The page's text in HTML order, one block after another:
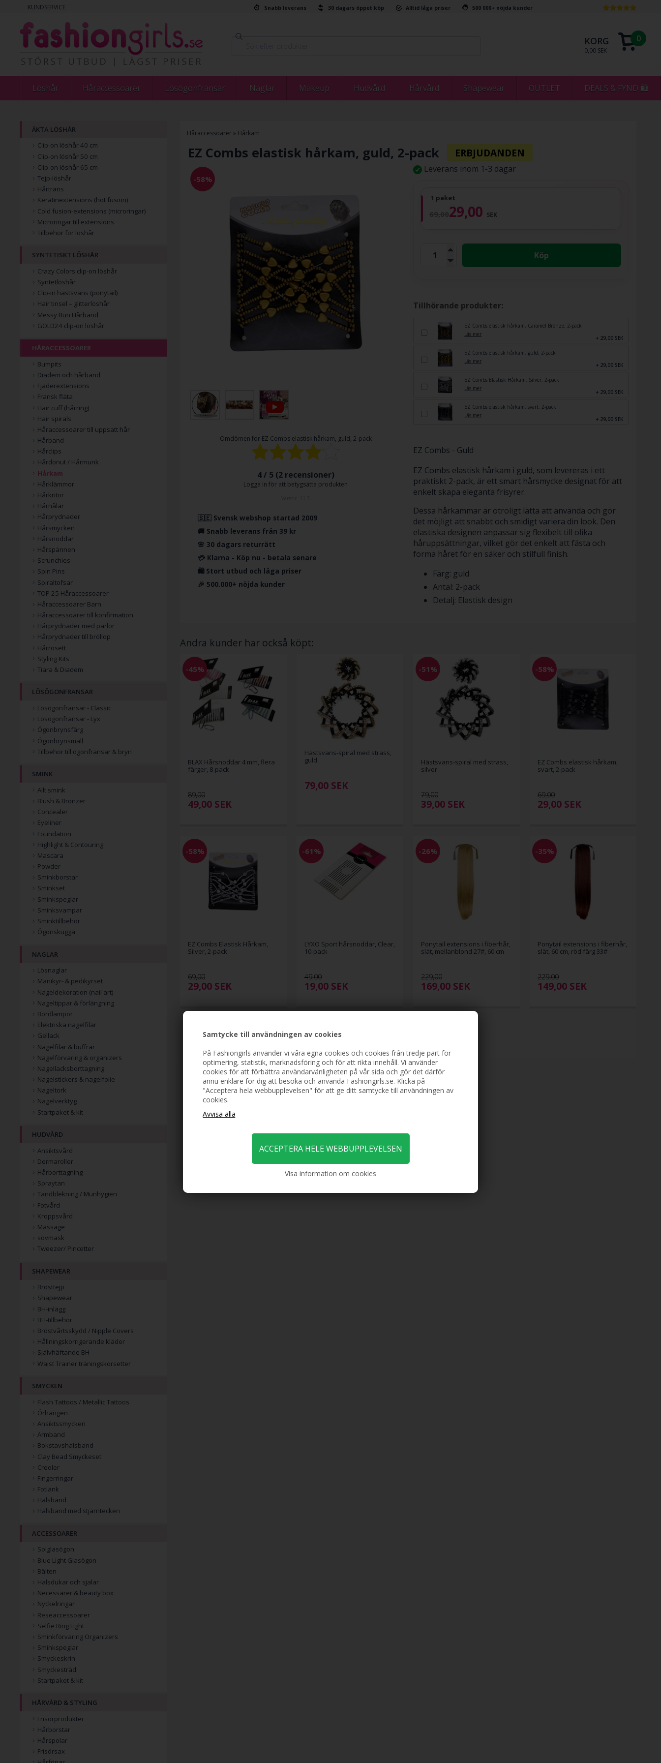
Samtycke till användningen av cookies
På Fashiongirls använder vi våra egna cookies och cookies från tredje part för
optimering, statistik, marknadsföring och för att rikta innehåll. Vi använder
cookies för att förbättra användarvänligheten på vår sida och gör det därför
ännu enklare för dig att besöka och använda Fashiongirls.se. Klicka på
"Acceptera hela webbupplevelsen" för att ge ditt samtycke till användningen av
cookies.
Visa information om cookies
KUNDSERVICE Snabb leverans 30 dagars öppet köp Alltid låga priser 500 000+ nöjda kunder
KORG
0,00 SEK
0
Löshår Håraccessoarer Lösögonfransar Naglar Makeup Hudvård Hårvård Shapewear OUTLET DEALS & FYND 🛍
Håraccessoarer » Hårkam
EZ Combs elastisk hårkam, guld, 2-pack
-58%
Omdömen för EZ Combs elastisk hårkam, guld, 2-pack
4 / 5 (2recensioner)
Logga in för att betygsätta produkten
🇸🇪 Svensk webshop startad 2009
🚚 Snabb leverans från 39 kr
🌸 30 dagars returrätt
💳 Klarna - Köp nu - betala senare
🛍️ Stort utbud och låga priser
🎉 500.000+ nöjda kunder
Leverans inom 1-3 dagar
1 paket
29,00 SEK
Köp
Tillhörande produkter:
EZ Combs elastisk hårkam, Caramel Bronze, 2-pack
Läs mer
+ 29,00 SEK
EZ Combs elastisk hårkam, guld, 2-pack
Läs mer
+ 29,00 SEK
EZ Combs Elastisk Hårkam, Silver, 2-pack
Läs mer
+ 29,00 SEK
EZ Combs elastisk hårkam, svart, 2-pack
Läs mer
+ 29,00 SEK
EZ Combs - Guld
EZ Combs elastisk hårkam i guld, som levereras i ett
praktiskt 2-pack, är ett smart hårsmycke designat för att
enkelt skapa eleganta frisyrer.
Dessa hårkammar är otroligt lätta att använda och gör
det möjligt att snabbt och smidigt variera din look. Den
elastiska designen anpassar sig flexibelt till olika
håruppsättningar, vilket gör det enkelt att fästa och
forma håret för en säker och stilfull finish.
Färg: guld
Antal: 2-pack
Detalj: Elastisk design
Andra kunder har också köpt:
-45%
BLAX Hårsnoddar 4 mm, flera
färger, 8-pack
89,00
49,00 SEK
Hästsvans-spiral med strass,
guld
79,00 SEK
-51%
Hästsvans-spiral med strass,
silver
79,00
39,00 SEK
-58%
EZ Combs elastisk hårkam,
svart, 2-pack
69,00
29,00 SEK
-58%
EZ Combs Elastisk Hårkam,
Silver, 2-pack
69,00
29,00 SEK
-61%
LYXO Sport hårsnoddar, Clear,
10-pack
49,00
19,00 SEK
-26%
Ponytail extensions i fiberhår,
slät, mellanblond 27#, 60 cm
229,00
169,00 SEK
-35%
Ponytail extensions i fiberhår,
slät, 60 cm, röd färg 33#
229,00
149,00 SEK
ÄKTA LÖSHÅR
Clip-on löshår 40 cm
Clip-on löshår 50 cm
Clip-on löshår 65 cm
Tejp-löshår
Hårträns
Keratinextensions (hot fusion)
Cold fusion-extensions (microringar)
Microringar till extensions
Tillbehör för löshår
SYNTETISKT LÖSHÅR
Crazy Colors clip-on löshår
Syntetlöshår
Clip-in hästsvans (ponytail)
Hair tinsel – glitterlöshår
Messy Bun Hårband
GOLD24 clip-on löshår
HÅRACCESSOARER
Bumpits
Diadem och hårband
Fjäderextensions
Fransk fläta
Hair cuff (hårring)
Hair spirals
Håraccessoarer till uppsatt hår
Hårband
Hårclips
Hårdonut / Hårmunk
Hårkam
Hårklämmor
Hårkritor
Hårnålar
Hårprydnader
Hårsmycken
Hårsnoddar
Hårspännen
Scrunchies
Spin Pins
Spiraltofsar
TOP 25 Håraccessoarer
Håraccessoarer Barn
Håraccessoarer till konfirmation
Hårprydnader med pärlor
Hårprydnader till bröllop
Hårrosett
Styling Kits
Tiara & Diadem
LÖSÖGONFRANSAR
Lösögonfransar - Classic
Lösögonfransar - Lyx
Ögonbrynsfärg
Ögonbrynsmall
Tillbehör till ögonfransar & bryn
SMINK
Allt smink
Blush & Bronzer
Concealer
Eyeliner
Foundation
Highlight & Contouring
Mascara
Powder
Sminkborstar
Sminkset
Sminkspeglar
Sminksvampar
Sminktillbehör
Ögonskugga
NAGLAR
Lösnaglar
Manikyr- & pedikyrset
Nageldekoration (nail art)
Nageltippar & förlängning
Bordlampor
Elektriska nagelfilar
Gellack
Nagelfilar & buffrar
Nagelförvaring & organizers
Nagellacksborttagning
Nagelstickers & nagelfolie
Nageltork
Nagelverktyg
Startpaket & kit
HUDVÅRD
Ansiktsvård
Dermaroller
Hårborttagning
Spraytan
Tandblekning / Munhygien
Fotvård
Kroppsvård
Massage
sovmask
Tweezer/ Pincetter
SHAPEWEAR
Brösttejp
Shapewear
BH-inlägg
BH-tillbehör
Bröstvårtsskydd / Nipple Covers
Hållningskorrigerande kläder
Självhäftande BH
Waist Trainer träningskorsetter
SMYCKEN
Flash Tattoos / Metallic Tattoos
Örhängen
Ansiktssmycken
Armband
Bokstavshalsband
Clay Bead Smyckeset
Creoler
Fingerringar
Fotlänk
Halsband
Halsband med stjärntecken
ACCESSOARER
Solglasögon
Blue Light Glasögon
Bälten
Halsdukar och sjalar
Necessärer & beauty box
Nyckelringar
Reseaccessoarer
Selfie Ring Light
Sminkförvaring Organizers
Sminkspeglar
Smyckeskrin
Smyckesträd
Startpaket & kit
HÅRVÅRD & STYLING
Frisörprodukter
Hårborstar
Hårspolar
Frisörsax